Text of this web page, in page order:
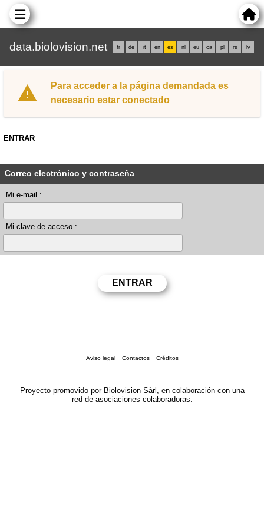
data.biolovision.net fr de it en es nl eu ca pl rs lv
Para acceder a la página demandada es
necesario estar conectado
ENTRAR
Correo electrónico y contraseña
Mi e-mail :
Mi clave de acceso :
Aviso legal Contactos Créditos
Proyecto promovido por Biolovision Sàrl, en colaboración con una
red de asociaciones colaboradoras.